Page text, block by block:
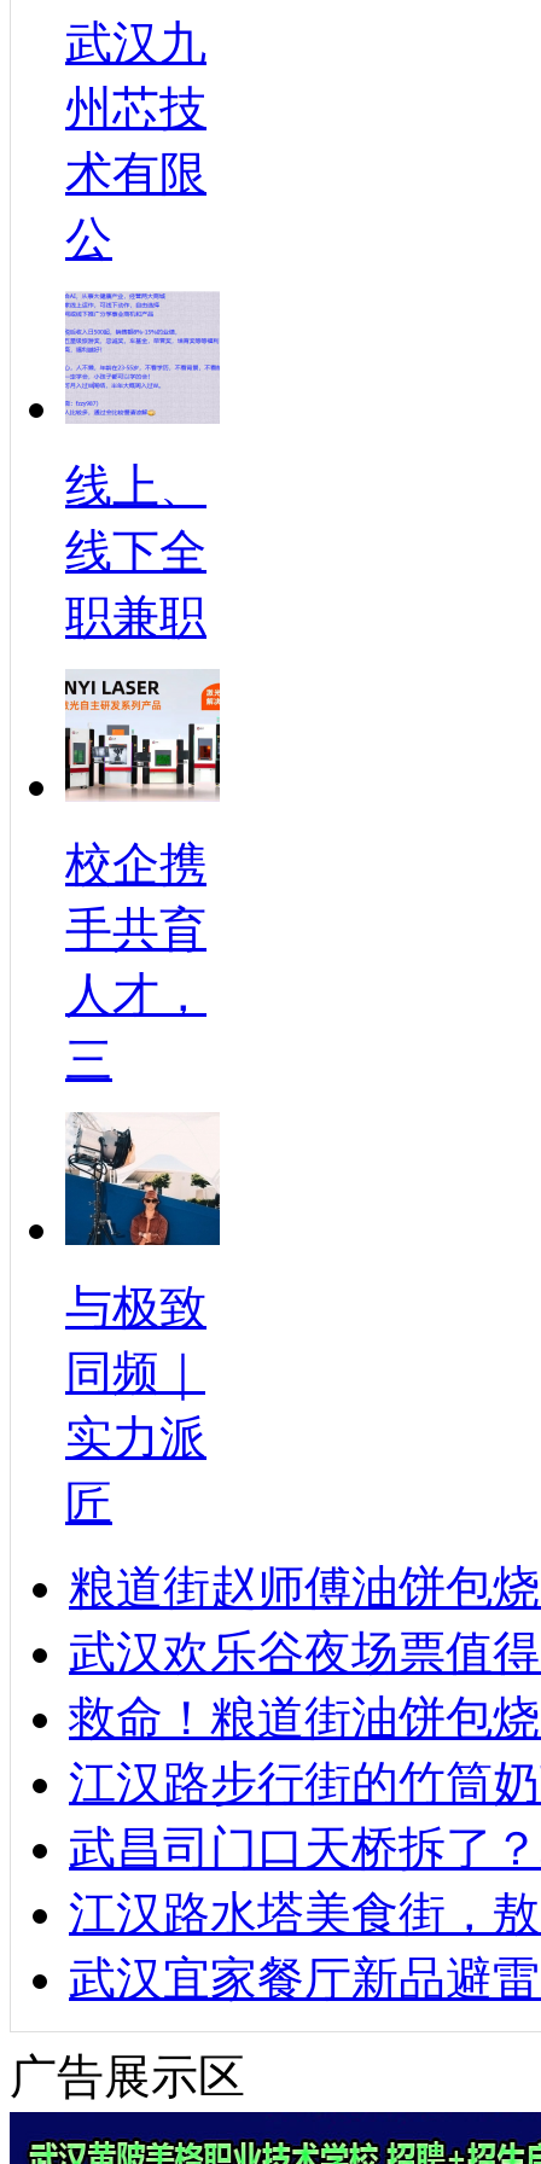
武汉九
州芯技
术有限
公
线上、
线下全
职兼职
校企携
手共育
人才，
三
与极致
同频｜
实力派
匠
粮道街赵师傅油饼包
武汉欢乐谷夜场票值
救命！粮道街油饼包
江汉路步行街的竹筒
武昌司门口天桥拆了
江汉路水塔美食街，
武汉宜家餐厅新品避
广告展示区